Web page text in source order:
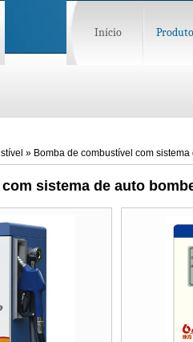
Início
» Bomba de combustível com
com sistema de auto